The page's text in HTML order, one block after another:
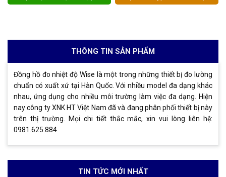
THÔNG TIN SẢN PHẨM
Đồng hồ đo nhiệt độ Wise là một trong những thiết bị đo lường
chuẩn có xuất xứ tại Hàn Quốc. Với nhiều model đa dạng khác
nhau, ứng dụng cho nhiều môi trường làm việc đa dạng. Hiện
nay công ty XNK HT Việt Nam đã và đang phân phối thiết bị này
trên thị trường. Mọi chi tiết thắc mắc, xin vui lòng liên hệ:
0981.625.884
TIN TỨC MỚI NHẤT